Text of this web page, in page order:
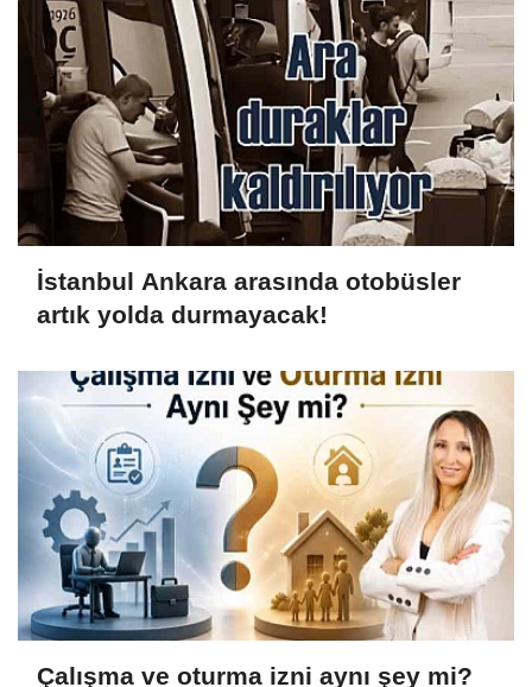
İstanbul Ankara arasında otobüsler
artık yolda durmayacak!
Çalışma ve oturma izni aynı şey mi?